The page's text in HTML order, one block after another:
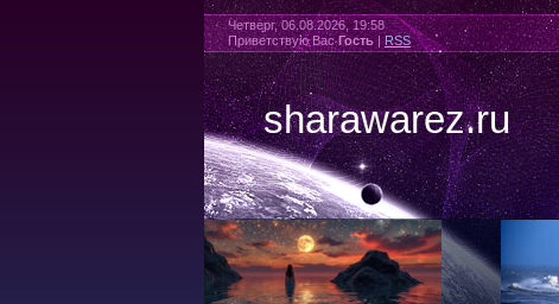
Четверг, 06.08.2026, 19:58
Приветствую Вас Гость|RSS
sharawarez.ru